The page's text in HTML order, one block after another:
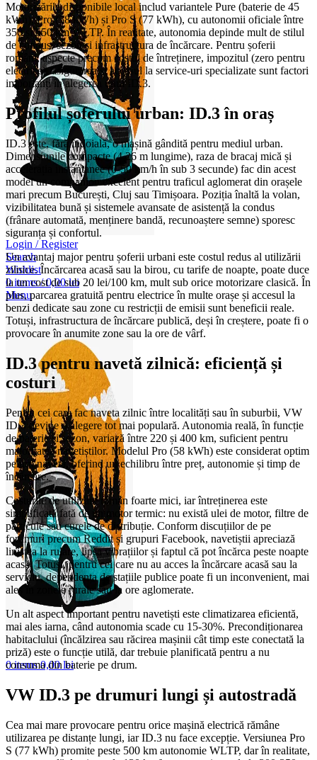
Login / Register
Search
Wishlist
0items / 0,00lei
Menu
0items 0,00lei
Motorizările disponibile local includ variantele Pure (baterie de 45
kWh), Pro (58 kWh) și Pro S (77 kWh), cu autonomii oficiale între
350 și 550 km WLTP. În realitate, autonomia depinde mult de stilul
de condus, sezon și infrastructura de încărcare. Pentru șoferii
români, aspecte precum costul de întreținere, impozitul (zero pentru
electrice), asigurarea și accesul la service-uri specializate sunt factori
importanți în alegerea unui ID.3.
Profilul șoferului urban: ID.3 în oraș
ID.3 este, fără îndoială, o mașină gândită pentru mediul urban.
Dimensiunile compacte (4,26 m lungime), raza de bracaj mică și
accelerația instantanee (0-50 km/h în sub 3 secunde) fac din acest
model un companion excelent pentru traficul aglomerat din orașele
mari precum București, Cluj sau Timișoara. Poziția înaltă la volan,
vizibilitatea bună și sistemele avansate de asistență la condus
(frânare automată, menținere bandă, recunoaștere semne) sporesc
siguranța și confortul.
Un avantaj major pentru șoferii urbani este costul redus al utilizării
zilnice. Încărcarea acasă sau la birou, cu tarife de noapte, poate duce
la un cost de sub 20 lei/100 km, mult sub orice motorizare clasică. În
plus, parcarea gratuită pentru electrice în multe orașe și accesul la
benzi dedicate sau zone cu restricții de emisii sunt beneficii reale.
Totuși, infrastructura de încărcare publică, deși în creștere, poate fi o
provocare în anumite zone sau la ore de vârf.
ID.3 pentru navetă zilnică: eficiență și
costuri
Pentru cei care fac naveta zilnic între localități sau în suburbii, VW
ID.3 devine o alegere tot mai populară. Autonomia reală, în funcție
de baterie și sezon, variază între 220 și 400 km, suficient pentru
majoritatea navetiștilor. Modelul Pro (58 kWh) este considerat optim
pentru navetă, oferind un echilibru între preț, autonomie și timp de
încărcare.
Costurile de utilizare rămân foarte mici, iar întreținerea este
simplificată față de un motor termic: nu există ulei de motor, filtre de
particule sau curele de distribuție. Conform discuțiilor de pe
forumuri precum Reddit și grupuri Facebook, navetiștii apreciază
liniștea la rulare, lipsa vibrațiilor și faptul că pot încărca peste noapte
acasă. Totuși, pentru cei care nu au acces la încărcare acasă sau la
serviciu, dependența de stațiile publice poate fi un inconvenient, mai
ales în zonele rurale sau la ore aglomerate.
Un alt aspect important pentru navetiști este climatizarea eficientă,
mai ales iarna, când autonomia scade cu 15-30%. Precondiționarea
habitaclului (încălzirea sau răcirea mașinii cât timp este conectată la
priză) este o funcție utilă, dar trebuie planificată pentru a nu
consuma din baterie pe drum.
VW ID.3 pe drumuri lungi și autostradă
Cea mai mare provocare pentru orice mașină electrică rămâne
utilizarea pe distanțe lungi, iar ID.3 nu face excepție. Versiunea Pro
S (77 kWh) promite peste 500 km autonomie WLTP, dar în realitate,